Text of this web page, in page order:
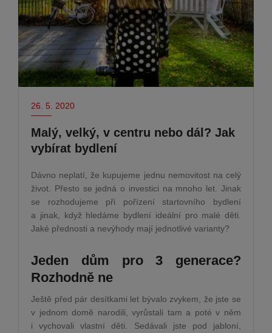
26. 5. 2020
Malý, velký, v centru nebo dál? Jak
vybírat bydlení
Dávno neplatí, že kupujeme jednu nemovitost na celý
život. Přesto se jedná o investici na mnoho let. Jinak
se rozhodujeme při pořízení startovního bydlení
a jinak, když hledáme bydlení ideální pro malé děti.
Jaké přednosti a nevýhody mají jednotlivé varianty?
Jeden dům pro 3 generace?
Rozhodně ne
Ještě před pár desítkami let bývalo zvykem, že jste se
v jednom domě narodili, vyrůstali tam a poté v něm
i vychovali vlastní děti. Sedávali jste pod jabloní,